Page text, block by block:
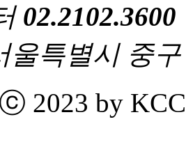
02.2102.3600
울특별시 중
2023 by